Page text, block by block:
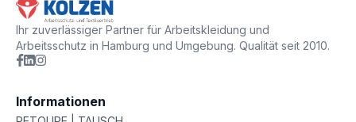
Ihr zuverlässiger Partner für Arbeitskleidung und
Arbeitsschutz in Hamburg und Umgebung. Qualität seit 2010.
Informationen